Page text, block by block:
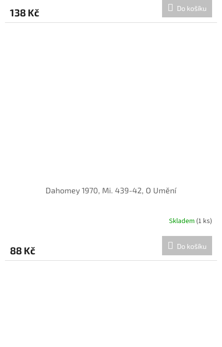
138 Kč Do košíku
Dahomey 1970, Mi. 439-42, O Umění
Skladem (1 ks)
88 Kč Do košíku